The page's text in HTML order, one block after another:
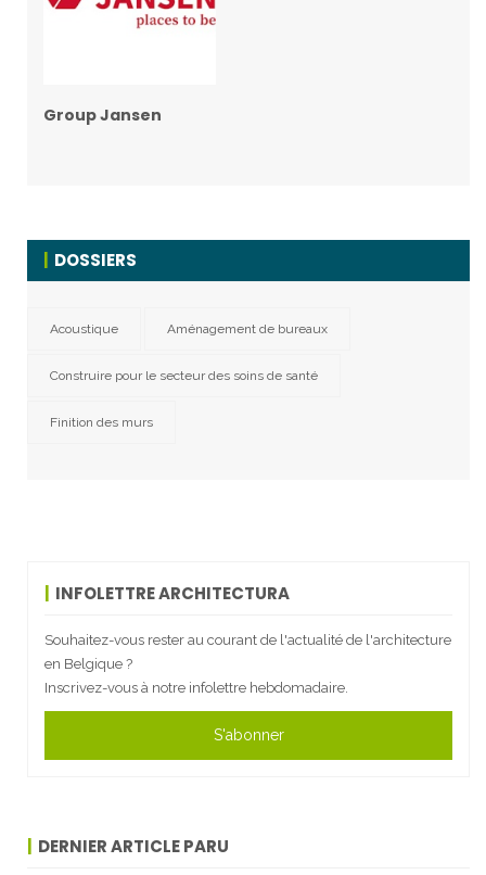
Group Jansen
DOSSIERS
Acoustique Aménagement de bureaux
Construire pour le secteur des soins de santé
Finition des murs
INFOLETTRE ARCHITECTURA
Souhaitez-vous rester au courant de l'actualité de l'architecture
en Belgique ?
Inscrivez-vous à notre infolettre hebdomadaire.
S'abonner
DERNIER ARTICLE PARU